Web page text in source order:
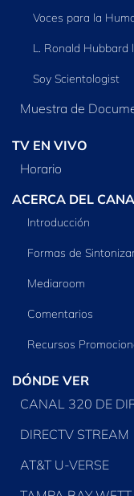
Voces para la
L. Ronald Hubbard
Soy Scientologist
Muestra de
TV EN VIVO
Horario
ACERCA DEL
Introducción
Formas de
Mediaroom
Comentarios
Recursos
DÓNDE VER
CANAL 320 DE
DIRECTV STREAM
AT&T U-VERSE